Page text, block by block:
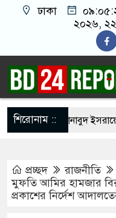
ঢাকা
২০২৬, ২২
শিরোনাম ::
সংঘর্ষে নাস্তানাবুদ ইসরায়েল,
হচ্ছে কেয়ামতের কিছু
চূড়ান্ত তারিখ ঘোষণা
প্রচ্ছদ
রাজনীতি
মুফতি আমির হামজার
প্রকাশের নির্দেশ